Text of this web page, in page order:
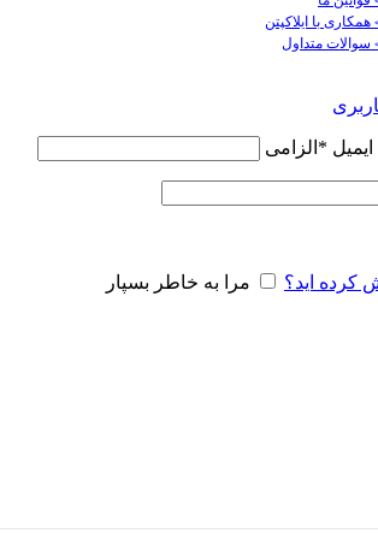
همکاری با ایلاکپتن
سوالات متداول
* الزامی
کرده اید؟
مرا به خاطر بسپار